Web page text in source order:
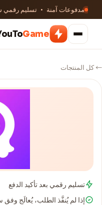
مدفوعات آمنة · تسليم رقمي
Game
← كل المنتجات
تسليم رقمي بعد تأكيد الدفع
إذا لم يُنفَّذ الطلب، يُعالَج وفق